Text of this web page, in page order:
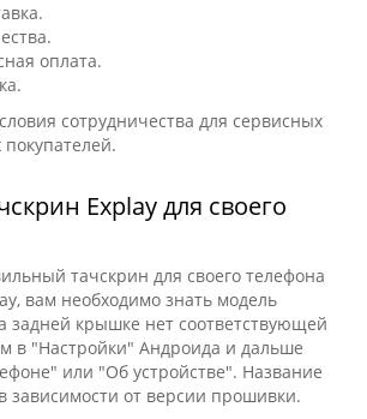
оплата.
сотрудничества для сервисных
Explay для своего
тачскрин для своего телефона
вам необходимо знать модель
задней крышке нет соответствующей
в "Настройки" Андроида и дальше
или "Об устройстве". Название
зависимости от версии прошивки.